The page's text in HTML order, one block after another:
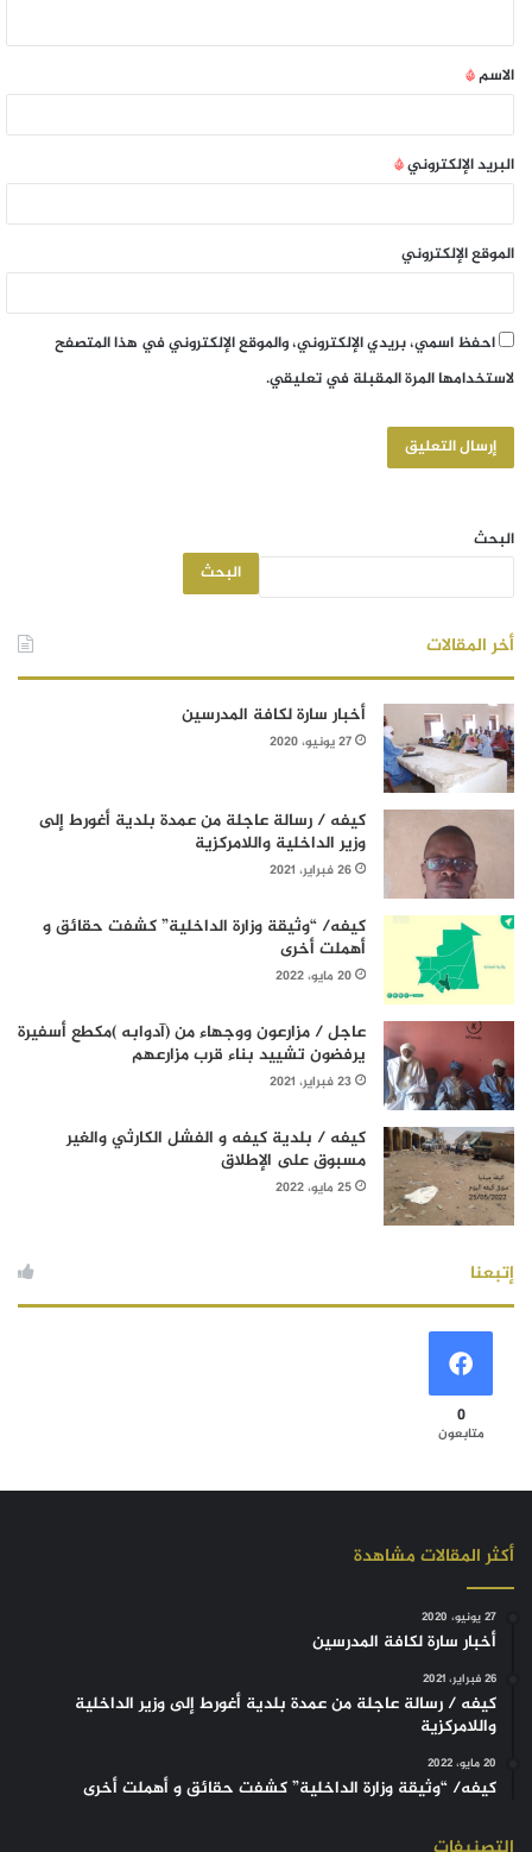
الاسم*
البريد الإلكتروني*
الموقع الإلكتروني
احفظ اسمي، بريدي الإلكتروني، والموقع الإلكتروني في هذا المتصفح
لاستخدامها المرة المقبلة في تعليقي.
البحث
البحث
أخر المقالات
أخبار سارة لكافة المدرسين
27 يونيو، 2020
كيفه / رسالة عاجلة من عمدة بلدية أغورط إلى
وزير الداخلية واللامركزية
26 فبراير، 2021
كيفه/ “وثيقة وزارة الداخلية” كشفت حقائق و
أهملت أخرى
20 مايو، 2022
عاجل / مزارعون ووجهاء من (آدوابه )مكطع أسفيرة
يرفضون تشييد بناء قرب مزارعهم
23 فبراير، 2021
كيفه / بلدية كيفه و الفشل الكارثي والغير
مسبوق على الإطلاق
25 مايو، 2022
إتبعنا
0
متابعون
أكثر المقالات مشاهدة
27 يونيو، 2020
أخبار سارة لكافة المدرسين
26 فبراير، 2021
كيفه / رسالة عاجلة من عمدة بلدية أغورط إلى وزير الداخلية
واللامركزية
20 مايو، 2022
كيفه/ “وثيقة وزارة الداخلية” كشفت حقائق و أهملت أخرى